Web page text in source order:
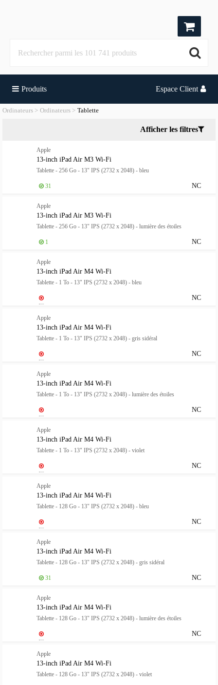
Produits Espace Client
Ordinateurs Ordinateurs Tablette
Afficher les filtres
Apple
13-inch iPad Air M3 Wi-Fi
Tablette - 256 Go - 13" IPS (2732 x 2048) - bleu
NC
31
Apple
13-inch iPad Air M3 Wi-Fi
Tablette - 256 Go - 13" IPS (2732 x 2048) - lumière des étoiles
NC
1
Apple
13-inch iPad Air M4 Wi-Fi
Tablette - 1 To - 13" IPS (2732 x 2048) - bleu
NC
Apple
13-inch iPad Air M4 Wi-Fi
Tablette - 1 To - 13" IPS (2732 x 2048) - gris sidéral
NC
Apple
13-inch iPad Air M4 Wi-Fi
Tablette - 1 To - 13" IPS (2732 x 2048) - lumière des étoiles
NC
Apple
13-inch iPad Air M4 Wi-Fi
Tablette - 1 To - 13" IPS (2732 x 2048) - violet
NC
Apple
13-inch iPad Air M4 Wi-Fi
Tablette - 128 Go - 13" IPS (2732 x 2048) - bleu
NC
Apple
13-inch iPad Air M4 Wi-Fi
Tablette - 128 Go - 13" IPS (2732 x 2048) - gris sidéral
NC
31
Apple
13-inch iPad Air M4 Wi-Fi
Tablette - 128 Go - 13" IPS (2732 x 2048) - lumière des étoiles
NC
Apple
13-inch iPad Air M4 Wi-Fi
Tablette - 128 Go - 13" IPS (2732 x 2048) - violet